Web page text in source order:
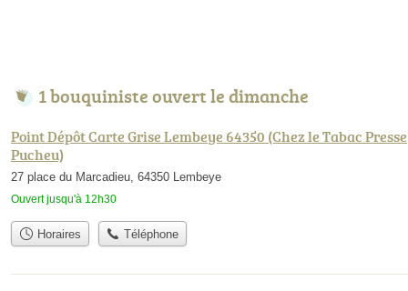
1 bouquiniste ouvert le dimanche
Point Dépôt Carte Grise Lembeye 64350 (Chez le Tabac Presse
Pucheu)
27 place du Marcadieu, 64350 Lembeye
Ouvert jusqu'à 12h30
Horaires Téléphone